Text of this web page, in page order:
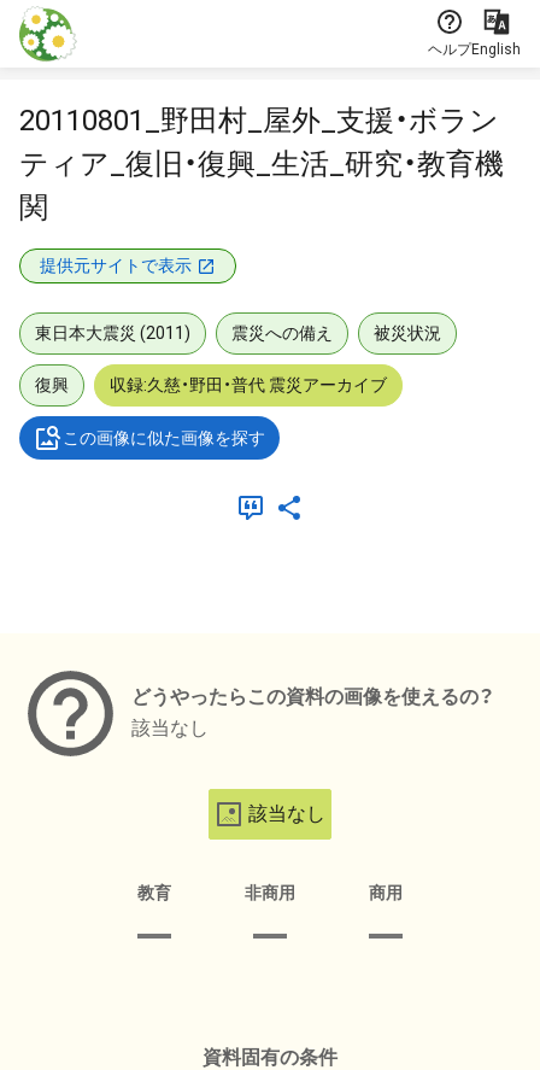
本文に飛ぶ
ヘルプEnglish
20110801_野田村_屋外_支援・ボラン
ティア_復旧・復興_生活_研究・教育機
関
提供元サイトで表示
東日本大震災 (2011) 震災への備え 被災状況
復興 収録:久慈・野田・普代 震災アーカイブ
この画像に似た画像を探す
どうやったらこの資料の画像を使えるの？
該当なし
該当なし
教育 非商用 商用
資料固有の条件